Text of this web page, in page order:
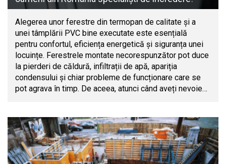
Alegerea unor ferestre din termopan de calitate și a
unei tâmplării PVC bine executate este esențială
pentru confortul, eficiența energetică și siguranța unei
locuințe. Ferestrele montate necorespunzător pot duce
la pierderi de căldură, infiltrații de apă, apariția
condensului și chiar probleme de funcționare care se
pot agrava în timp. De aceea, atunci când aveți nevoie…